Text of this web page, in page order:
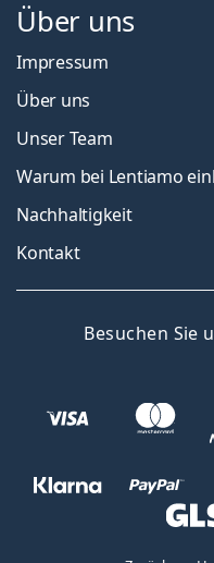
Über uns
Impressum
Über uns
Unser Team
Warum bei Lentiamo
Nachhaltigkeit
Kontakt
Besuchen Sie